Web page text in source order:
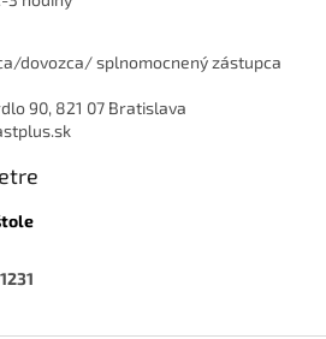
dovozca/ splnomocnený zástupca
90, 821 07 Bratislava